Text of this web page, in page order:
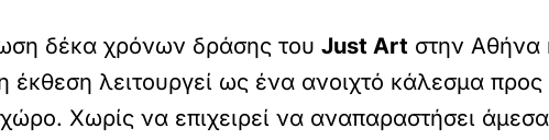
δέκα χρόνων δράσης του Just Art στην Αθήνα
έκθεση λειτουργεί ως ένα ανοιχτό κάλεσμα
Χωρίς να επιχειρεί να αναπαραστήσει